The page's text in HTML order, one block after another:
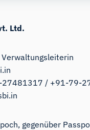
Ltd.
Verwaltungsleiterin
27481317 / +91-79-
gegenüber